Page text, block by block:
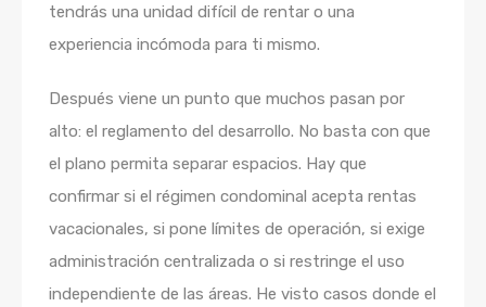
tendrás una unidad difícil de rentar o una
experiencia incómoda para ti mismo.
Después viene un punto que muchos pasan por
alto: el reglamento del desarrollo. No basta con que
el plano permita separar espacios. Hay que
confirmar si el régimen condominal acepta rentas
vacacionales, si pone límites de operación, si exige
administración centralizada o si restringe el uso
independiente de las áreas. He visto casos donde el